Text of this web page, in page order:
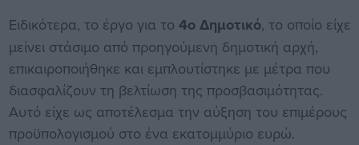
Ειδικότερα, το έργο για το 4ο Δημοτικό, το οποίο είχε
μείνει στάσιμο από προηγούμενη δημοτική αρχή,
επικαιροποιήθηκε και εμπλουτίστηκε με μέτρα που
διασφαλίζουν τη βελτίωση της προσβασιμότητας.
Αυτό είχε ως αποτέλεσμα την αύξηση του επιμέρους
προϋπολογισμού στο ένα εκατομμύριο ευρώ.